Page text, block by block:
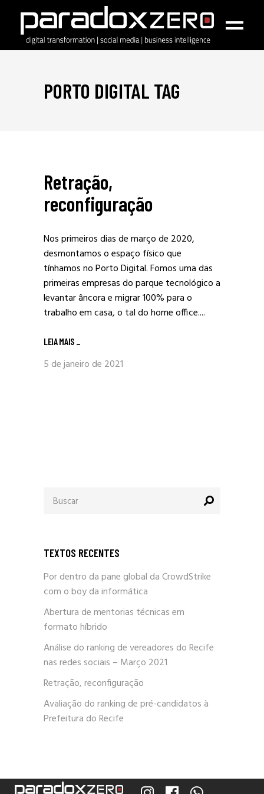
PORTO DIGITAL TAG
Retração,
reconfiguração
Nos primeiros dias de março de 2020,
desmontamos o espaço físico que
tínhamos no Porto Digital. Fomos uma das
primeiras empresas do parque tecnológico a
levantar âncora e migrar 100% para o
trabalho em casa, o tal do home office....
LEIA MAIS _
5 de janeiro de 2021
por:
TEXTOS RECENTES
Por dentro da pane global da CrowdStrike
com o boy da informática
Abertura de mentorias técnicas em
formato híbrido
Análise do ranking de vereadores do Recife
nas redes sociais – Março 2021
Retração, reconfiguração
Avaliação do ranking de pré-candidatos à
Prefeitura do Recife